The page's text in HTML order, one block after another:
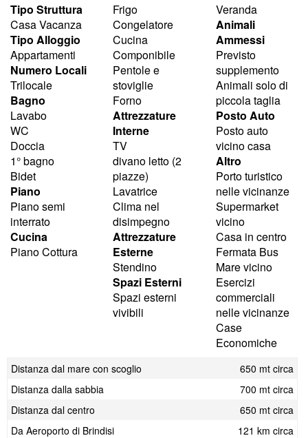
Tipo Struttura
Casa Vacanza
Tipo Alloggio
Appartamenti
Numero Locali
Trilocale
Bagno
Lavabo
WC
Doccia
1° bagno
Bidet
Piano
Piano semi
interrato
Cucina
Piano Cottura
Frigo
Congelatore
Cucina
Componibile
Pentole e
stoviglie
Forno
Attrezzature
Interne
TV
divano letto (2
piazze)
Lavatrice
Clima nel
disimpegno
Attrezzature
Esterne
Stendino
Spazi Esterni
Spazi esterni
vivibili
Veranda
Animali
Ammessi
Previsto
supplemento
Animali solo di
piccola taglia
Posto Auto
Posto auto
vicino casa
Altro
Porto turistico
nelle vicinanze
Supermarket
vicino
Casa in centro
Fermata Bus
Mare vicino
Esercizi
commerciali
nelle vicinanze
Case
Economiche
Distanza dal mare con scoglio
650 mt circa
Distanza dalla sabbia
700 mt circa
Distanza dal centro
650 mt circa
Da Aeroporto di Brindisi
121 km circa